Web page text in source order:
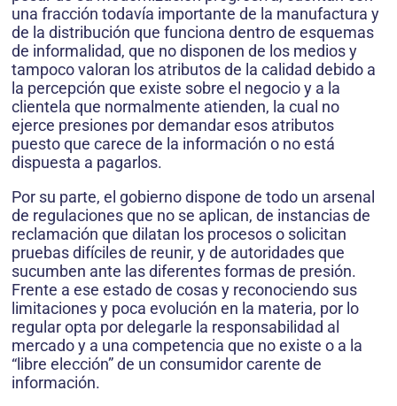
una fracción todavía importante de la manufactura y
de la distribución que funciona dentro de esquemas
de informalidad, que no disponen de los medios y
tampoco valoran los atributos de la calidad debido a
la percepción que existe sobre el negocio y a la
clientela que normalmente atienden, la cual no
ejerce presiones por demandar esos atributos
puesto que carece de la información o no está
dispuesta a pagarlos.
Por su parte, el gobierno dispone de todo un arsenal
de regulaciones que no se aplican, de instancias de
reclamación que dilatan los procesos o solicitan
pruebas difíciles de reunir, y de autoridades que
sucumben ante las diferentes formas de presión.
Frente a ese estado de cosas y reconociendo sus
limitaciones y poca evolución en la materia, por lo
regular opta por delegarle la responsabilidad al
mercado y a una competencia que no existe o a la
“libre elección” de un consumidor carente de
información.